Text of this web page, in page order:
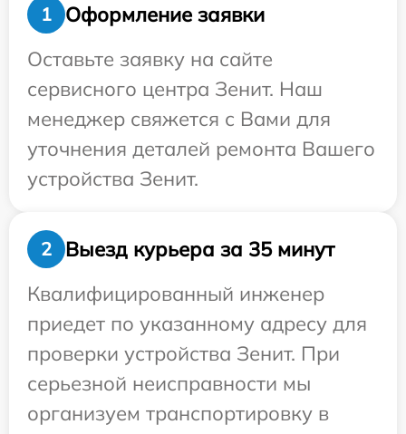
1
Оформление заявки
Оставьте заявку на сайте
сервисного центра Зенит. Наш
менеджер свяжется с Вами для
уточнения деталей ремонта Вашего
устройства Зенит.
2
Выезд курьера за 35 минут
Квалифицированный инженер
приедет по указанному адресу для
проверки устройства Зенит. При
серьезной неисправности мы
организуем транспортировку в